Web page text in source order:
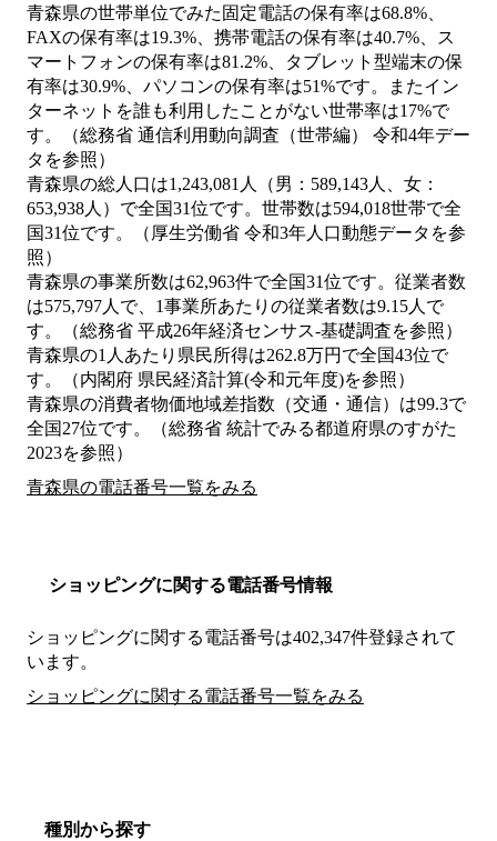
青森県の世帯単位でみた固定電話の保有率は68.8%、
FAXの保有率は19.3%、携帯電話の保有率は40.7%、ス
マートフォンの保有率は81.2%、タブレット型端末の保
有率は30.9%、パソコンの保有率は51%です。またイン
ターネットを誰も利用したことがない世帯率は17%で
す。（総務省 通信利用動向調査（世帯編） 令和4年デー
タを参照）
青森県の総人口は1,243,081人（男：589,143人、女：
653,938人）で全国31位です。世帯数は594,018世帯で全
国31位です。（厚生労働省 令和3年人口動態データを参
照）
青森県の事業所数は62,963件で全国31位です。従業者数
は575,797人で、1事業所あたりの従業者数は9.15人で
す。（総務省 平成26年経済センサス‐基礎調査を参照）
青森県の1人あたり県民所得は262.8万円で全国43位で
す。（内閣府 県民経済計算(令和元年度)を参照）
青森県の消費者物価地域差指数（交通・通信）は99.3で
全国27位です。（総務省 統計でみる都道府県のすがた
2023を参照）
青森県の電話番号一覧をみる
ショッピングに関する電話番号情報
ショッピングに関する電話番号は402,347件登録されて
います。
ショッピングに関する電話番号一覧をみる
種別から探す